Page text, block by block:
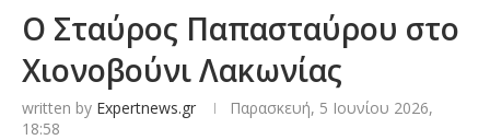
Ο Σταύρος Παπασταύρου στο
Χιονοβούνι Λακωνίας
written by Expertnews.gr
Παρασκευή, 5 Ιουνίου 2026,
18:58